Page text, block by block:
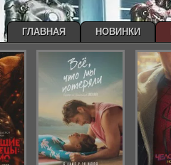
ГЛАВНАЯ НОВИНКИ